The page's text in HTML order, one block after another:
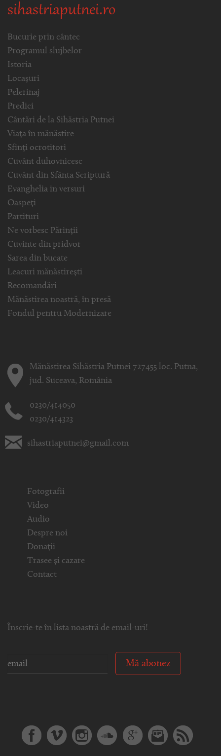
sihastriaputnei.ro
Bucurie prin cântec
Programul slujbelor
Istoria
Locașuri
Pelerinaj
Predici
Cântări de la Sihăstria Putnei
Viața în mănăstire
Sfinți ocrotitori
Cuvânt duhovnicesc
Cuvânt din Sfânta Scriptură
Evanghelia in versuri
Oaspeți
Partituri
Ne vorbesc Părinții
Cuvinte din pridvor
Sarea din bucate
Leacuri mănăstirești
Recomandări
Mănăstirea noastră, în presă
Fondul pentru Modernizare
Mănăstirea Sihăstria Putnei 727455 loc. Putna,
jud. Suceava, România
0230/414050
0230/414323
sihastriaputnei@gmail.com
Fotografii
Video
Audio
Despre noi
Donații
Trasee și cazare
Contact
Înscrie-te în lista noastră de email-uri!
Mă abonez